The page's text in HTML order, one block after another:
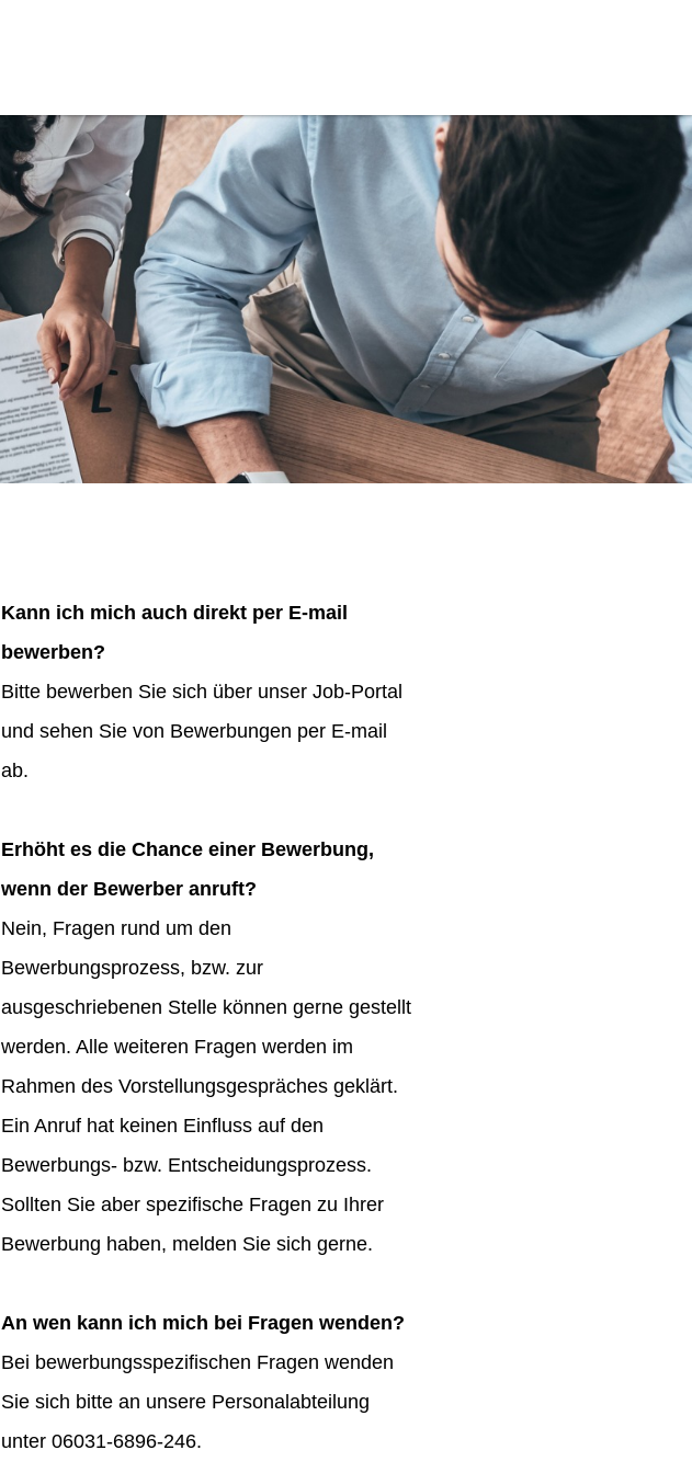
Kann ich mich auch direkt per E-mail
bewerben?
Bitte bewerben Sie sich über unser Job-Portal
und sehen Sie von Bewerbungen per E-mail
ab.
Erhöht es die Chance einer Bewerbung,
wenn der Bewerber anruft?
Nein, Fragen rund um den
Bewerbungsprozess, bzw. zur
ausgeschriebenen Stelle können gerne gestellt
werden. Alle weiteren Fragen werden im
Rahmen des Vorstellungsgespräches geklärt.
Ein Anruf hat keinen Einfluss auf den
Bewerbungs- bzw. Entscheidungsprozess.
Sollten Sie aber spezifische Fragen zu Ihrer
Bewerbung haben, melden Sie sich gerne.
An wen kann ich mich bei Fragen wenden?
Bei bewerbungsspezifischen Fragen wenden
Sie sich bitte an unsere Personalabteilung
unter 06031-6896-246.